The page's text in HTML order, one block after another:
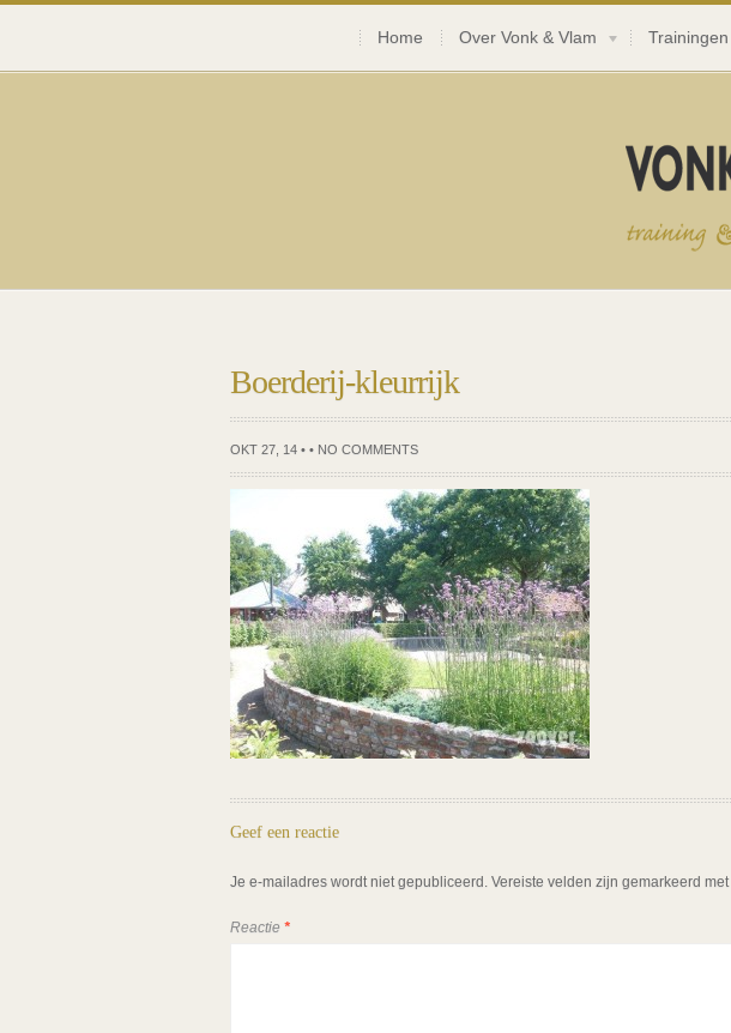
Home Over Vonk & Vlam Trainingen
Boerderij-kleurrijk
OKT 27, 14 • • NO COMMENTS
Geef een reactie
Je e-mailadres wordt niet gepubliceerd. Vereiste velden zijn gemarkeerd met
Reactie *